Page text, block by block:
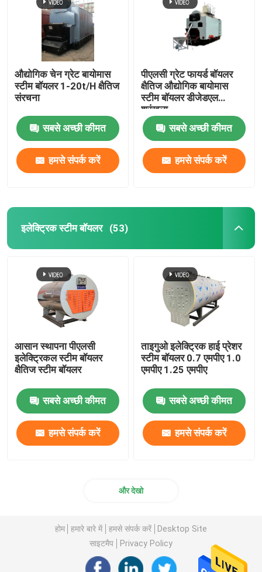
औद्योगिक चेन ग्रेट बायोमास
स्टीम बॉयलर 1-20t/H क्षैतिज
संरचना
सबसे अच्छी कीमत
हमसे संपर्क करें
पीएलसी ग्रेट फायर्ड बॉयलर
क्षैतिज औद्योगिक बायोमास
स्टीम बॉयलर डीजेडएल
श्रृंखला
सबसे अच्छी कीमत
हमसे संपर्क करें
इलेक्ट्रिक स्टीम बॉयलर (53)
आसान स्थापना पीएलसी
इलेक्ट्रिकल स्टीम बॉयलर
क्षैतिज स्टीम बॉयलर
सबसे अच्छी कीमत
हमसे संपर्क करें
ताइगुओ इलेक्ट्रिक हाई प्रेशर
स्टीम बॉयलर 0.7 एमपीए 1.0
एमपीए 1.25 एमपीए
सबसे अच्छी कीमत
हमसे संपर्क करें
और देखो
होम हमारे बारे में हमसे संपर्क करें
Desktop Site
साइटमैप
Privacy Policy